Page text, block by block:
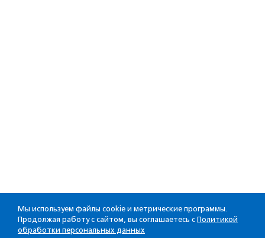
Мы используем файлы cookie и метрические программы.
Продолжая работу с сайтом, вы соглашаетесь с Политикой
обработки персональных данных